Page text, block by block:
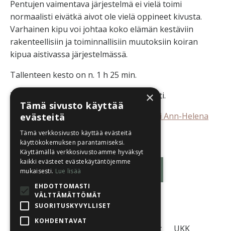
Pentujen vaimentava järjestelmä ei vielä toimi
normaalisti eivätkä aivot ole vielä oppineet kivusta.
Varhainen kipu voi johtaa koko elämän kestäviin
rakenteellisiin ja toiminnallisiin muutoksiin koiran
kipua aistivassa järjestelmässä.
Tallenteen kesto on n. 1 h 25 min.
Tallenne on katsottavissa 30.11.2026 asti.
Luennoitsijana eläinlääketieteen tohtori Ann-Helena
Hokkanen.
Kirjaudu sisään
Käyttöehdot UKK
×
Tämä sivusto käyttää
evästeitä
Tämä verkkosivusto käyttää evästeitä
käyttökokemuksen parantamiseksi.
Käyttämällä verkkosivustoamme hyväksyt
kaikki evästeet evästekäytäntöjemme
mukaisesti. Lue lisää
EHDOTTOMASTI
VÄLTTÄMÄTTÖMÄT
SUORITUSKYVYLLISET
KOHDENTAVAT